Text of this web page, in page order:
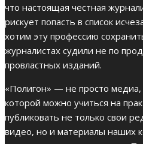
что настоящая честная
рискует попасть в список
хотим эту профессию
журналистах судили не по
провластных изданий.
«Полигон» — не просто
которой можно учиться на
публиковать не только свои
видео, но и материалы наших